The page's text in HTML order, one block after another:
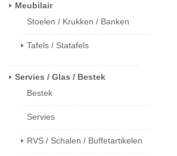
Meubilair
Stoelen / Krukken / Banken
Tafels / Statafels
Servies / Glas / Bestek
Bestek
Servies
RVS / Schalen / Buffetartikelen